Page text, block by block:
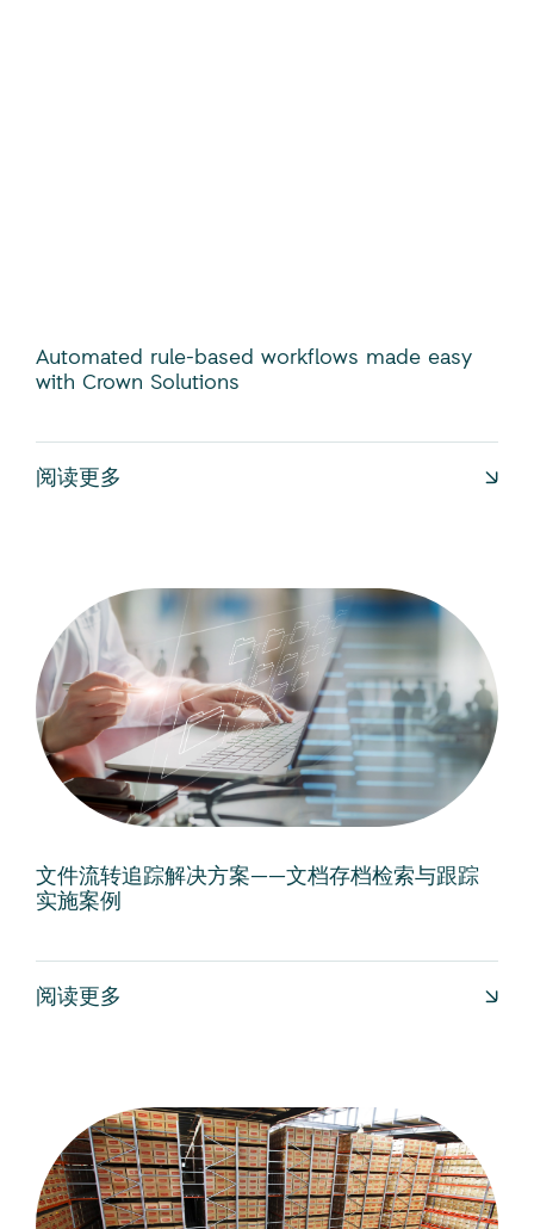
Automated rule-based workflows made easy
with Crown Solutions
阅读更多
文件流转追踪解决方案——文档存档检索与跟踪
实施案例
阅读更多